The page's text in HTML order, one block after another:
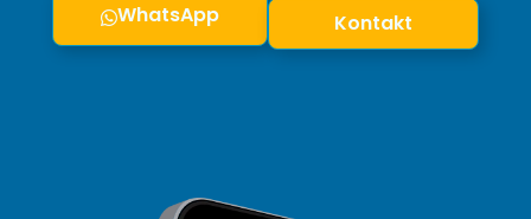
WhatsApp Kontakt